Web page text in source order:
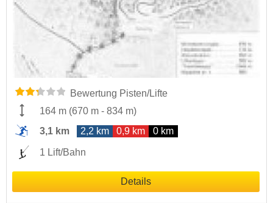
Bewertung Pisten/Lifte
164 m (670 m - 834 m)
3,1 km
2,2 km 0,9 km 0 km
1 Lift/Bahn
Details